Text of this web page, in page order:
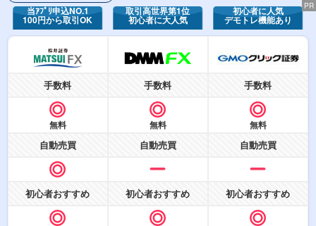
PR
当ｱﾌﾟﾘ申込NO.1
100円から取引OK
取引高世界第1位
初心者に大人気
初心者に人気
デモトレ機能あり
手数料 手数料 手数料
無料 無料 無料
自動売買 自動売買 自動売買
初心者おすすめ 初心者おすすめ 初心者おすすめ